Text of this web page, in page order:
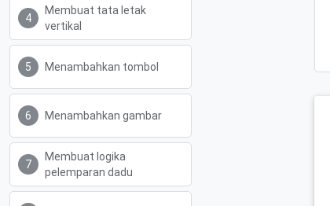
Membuat tata letak
vertikal
Menambahkan tombol
Menambahkan gambar
Membuat logika
pelemparan dadu